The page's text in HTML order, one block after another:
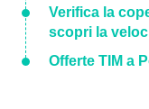
Verifica la
scopri la
Offerte TIM a